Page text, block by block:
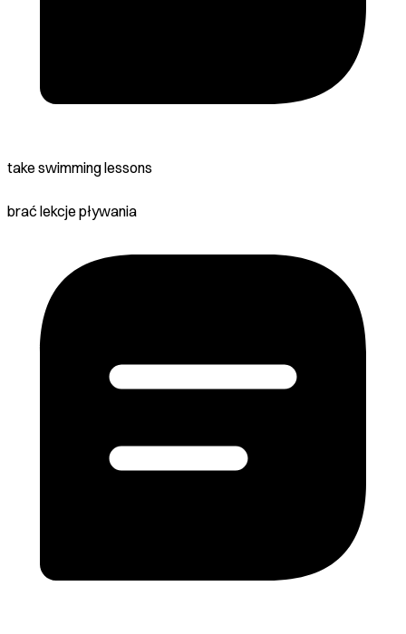
take swimming lessons
brać lekcje pływania